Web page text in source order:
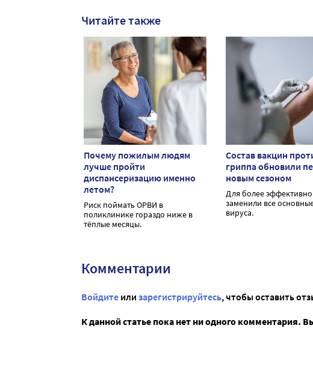
Читайте также
Почему пожилым людям
лучше пройти
диспансеризацию именно
летом?
Риск поймать ОРВИ в
поликлинике гораздо ниже в
тёплые месяцы.
Состав вакцин
гриппа обновили
новым сезоном
Для более
заменили все
вируса.
Комментарии
Войдите или зарегистрируйтесь, чтобы оставить
К данной статье пока нет ни одного комментария.